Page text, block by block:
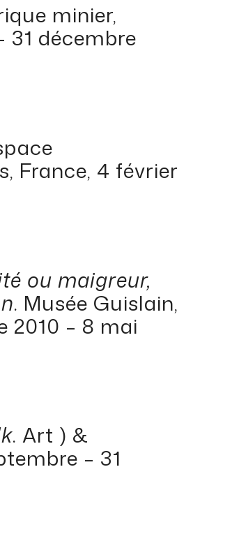
minier,
31 décembre
France, 4 février
ou maigreur,
. Musée Guislain,
2010 – 8 mai
. Art ) &
– 31